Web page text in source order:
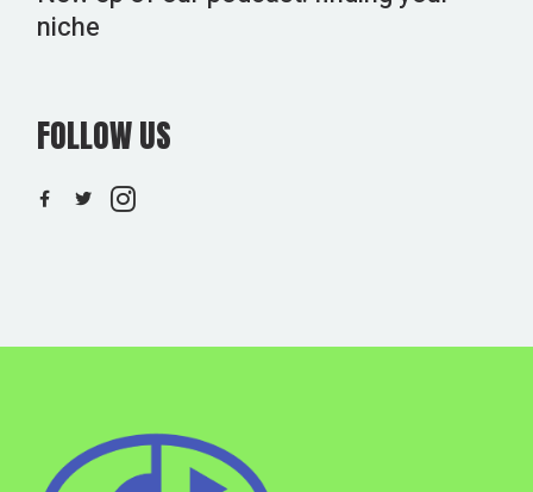
niche
FOLLOW US